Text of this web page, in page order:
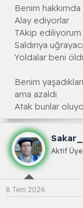
:
Benim
Alay ediyorlar
TAkip ediliyorum
Saldırıya
Yoldalar beni
Benim
ama azaldı
Atak bunlar
Aktif Üye
8 Tem 2026